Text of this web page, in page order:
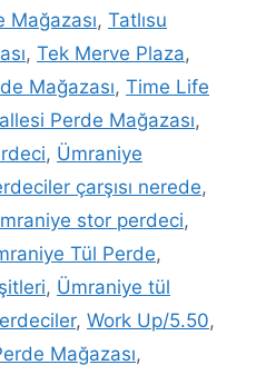
Mağazası, Tatlısu
, Tek Merve Plaza,
Mağazası, Time Life
Perde Mağazası,
, Ümraniye
çarşısı nerede,
stor perdeci,
Tül Perde,
, Ümraniye tül
, Work Up/5.50,
Mağazası,